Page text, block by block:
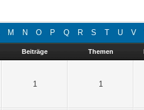
M N O P Q R S T U V
Beiträge Themen
1 1